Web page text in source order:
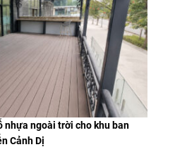
nhựa ngoài trời cho khu ban
Cảnh Dị